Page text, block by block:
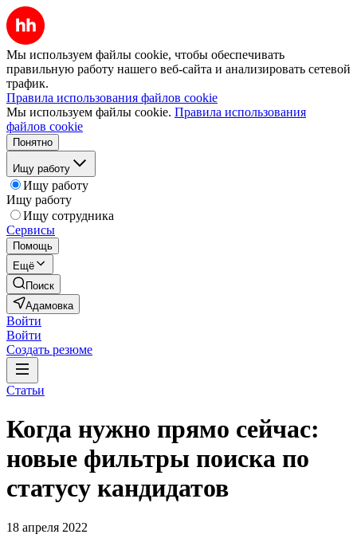
Мы используем файлы cookie, чтобы обеспечивать
правильную работу нашего веб-сайта и анализировать сетевой
трафик.
Правила использования файлов cookie
Мы используем файлы cookie. Правила использования
файлов cookie
Понятно
Ищу работу
Ищу работу
Ищу работу
Ищу сотрудника
Сервисы
Помощь
Ещё
Поиск
Адамовка
Войти
Войти
Создать резюме
Статьи
Когда нужно прямо сейчас:
новые фильтры поиска по
статусу кандидатов
18 апреля 2022